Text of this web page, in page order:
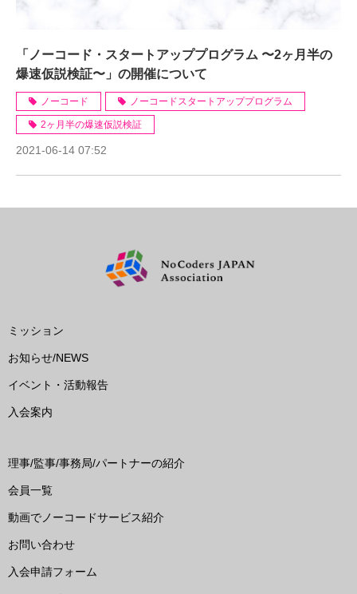
「ノーコード・スタートアッププログラム 〜2ヶ月半の
爆速仮説検証〜」の開催について
ノーコード ノーコードスタートアッププログラム
2ヶ月半の爆速仮説検証
2021-06-14 07:52
ミッション
お知らせ/NEWS
イベント・活動報告
入会案内
理事/監事/事務局/パートナーの紹介
会員一覧
動画でノーコードサービス紹介
お問い合わせ
入会申請フォーム